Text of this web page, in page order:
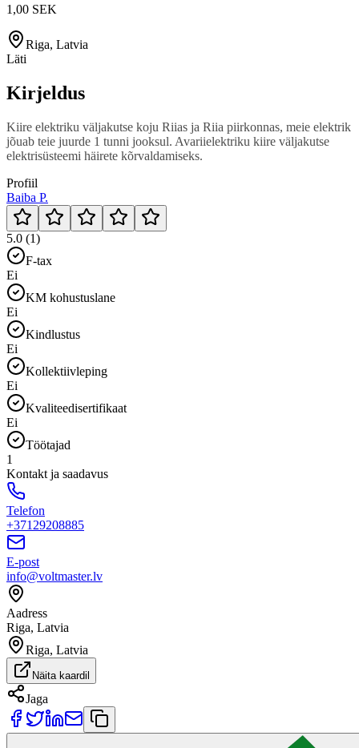
1,00 SEK
Riga, Latvia
Läti
Kirjeldus
Kiire elektriku väljakutse koju Riias ja Riia piirkonnas, meie elektrik
jõuab teie juurde 1 tunni jooksul. Avariielektriku kiire väljakutse
elektrisüsteemi häirete kõrvaldamiseks.
Profiil
Baiba P.
5.0 (1)
F-tax
Ei
KM kohustuslane
Ei
Kindlustus
Ei
Kollektiivleping
Ei
Kvaliteedisertifikaat
Ei
Töötajad
1
Kontakt ja saadavus
Telefon
+37129208885
E-post
info@voltmaster.lv
Aadress
Riga, Latvia
Riga, Latvia
Näita kaardil
Jaga